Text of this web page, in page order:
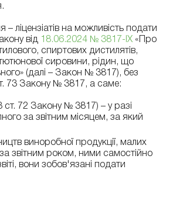
ліцензіатів на можливість подати
від
18.06.2024 № 3817-IX «Про
спиртових дистилятів,
сировини, рідин, що
(далі – Закон № 3817), без
73 Закону № 3817, а саме:
ст. 72 Закону № 3817) – у разі
за звітним місяцем, за який
виноробної продукції, малих
звітним роком, ними самостійно
вони зобов'язані подати